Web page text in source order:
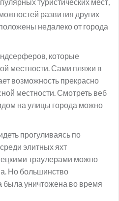
развития других
недалеко от города
которые
местности. Сами пляжи в
возможность прекрасно
местности. Смотреть веб
на улицы города можно
прогуливаясь по
элитных яхт
траулерами можно
Но большинство
была уничтожена во время